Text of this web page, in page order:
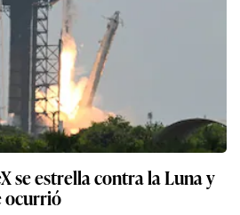
se estrella contra la Luna y
ocurrió